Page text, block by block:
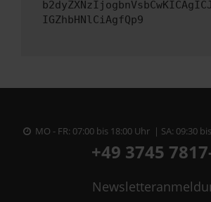
IGZhbHNlCiAgfQp9
MO - FR: 07:00 bis 18:00 Uhr | SA: 09:30
+49 3745